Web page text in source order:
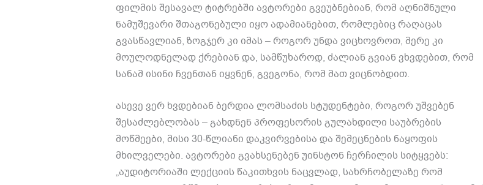
ფილმის შესავალ ტიტრებში ავტორები გვეუბნებიან, რომ აღნიშნული
ნამუშევარი შთაგონებული იყოადამიანებით, რომლებიც რაღაცას
გვასწავლიან, ზოგჯერ კი იმას –როგორ უნდა ვიცხოვროთ, მერე კი
მოულოდნელად ქრებიან და, სამწუხაროდ, ძალიან გვიან ვხვდებით, რომ
სანამ ისინი ჩვენთან იყვნენ, გვეგონა, რომ მათ ვიცნობდით.
ასევე ვერ ხვდებიან ბერდია ლომსაძის სტუდენტები, როგორ უშვებენ
შესაძლებლობას –გახდნენ პროფესორის გულახდილი საუბრების
მოწმეები, მისი 30-წლიანი დაკვირვებისა და შემეცნების ნაყოფის
მხილველები. ავტორები გვახსენებენ უინსტონ ჩერჩილის სიტყვებს:
„აუდიტორიაში ლექციის წაკითხვის ნაცვლად, სახრჩობელაზე რომ